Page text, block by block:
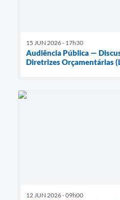
15 JUN 2026 - 17h30
Audiência Pública —
Diretrizes Orçamentárias
12 JUN 2026 - 09h00